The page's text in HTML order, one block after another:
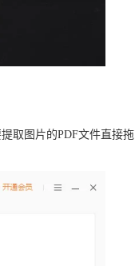
取图片的PDF文件直接拖